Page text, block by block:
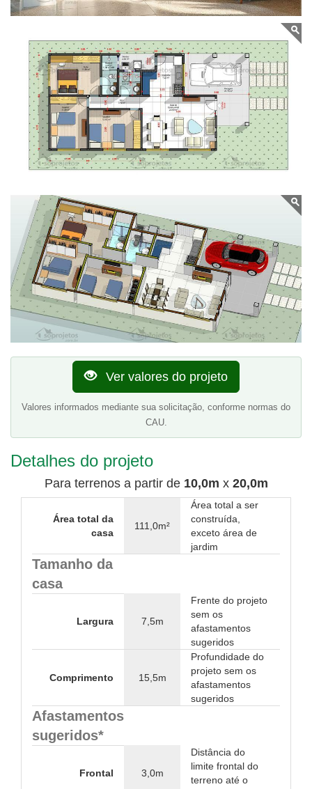
Ver valores do projeto
Valores informados mediante sua solicitação, conforme normas do
CAU.
Detalhes do projeto
Para terrenos a partir de 10,0m x 20,0m
Área total da
casa
111,0m²
Área total a ser
construída,
exceto área de
jardim
Tamanho da
casa
Largura 7,5m
Frente do projeto
sem os
afastamentos
sugeridos
Comprimento 15,5m
Profundidade do
projeto sem os
afastamentos
sugeridos
Afastamentos
sugeridos*
Frontal 3,0m
Distância do
limite frontal do
terreno até o